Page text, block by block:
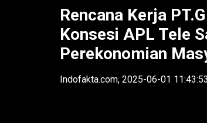
Rencana Kerja
Konsesi APL Tele
Perekonomian
Indofakta.com, 2025-06-01